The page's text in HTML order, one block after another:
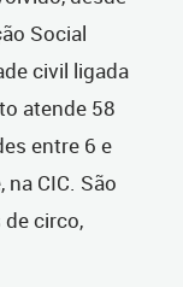
Social
civil ligada
atende 58
entre 6 e
CIC. São
circo,